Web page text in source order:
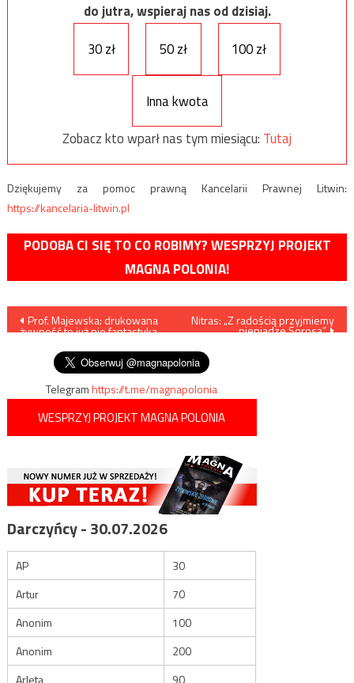
do jutra, wspieraj nas od dzisiaj.
30 zł
50 zł 100 zł
Inna kwota
Zobacz kto wparł nas tym miesiącu: Tutaj
Dziękujemy za pomoc prawną Kancelarii Prawnej Litwin:
https://kancelaria-litwin.pl
PODOBA CI SIĘ TO CO ROBIMY? WESPRZYJ PROJEKT
MAGNA POLONIA!
Nawigacja
wpisu
Prof. Majewska: drukowana
żywność to już nie fantastyka
Nitras: „Z radością przyjmiemy
pieniądze Sorosa”
Telegramhttps://t.me/magnapolonia
WESPRZYJ PROJEKT MAGNA POLONIA
Darczyńcy - 30.07.2026
AP
30
Artur
70
Anonim
100
Anonim
200
Arleta
90